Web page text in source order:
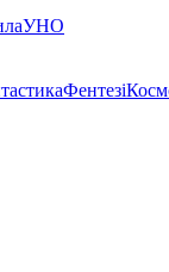
УНО
Фентезі